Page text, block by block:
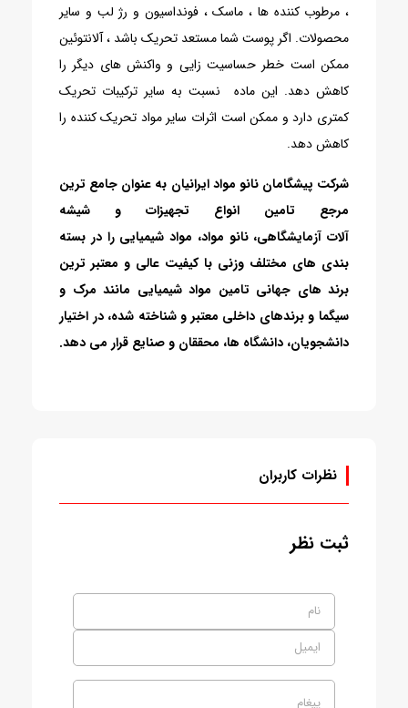
، مرطوب کننده ها ، ماسک ، فونداسیون و رژ لب و سایر
محصولات. اگر پوست شما مستعد تحریک باشد ، آلانتوئین
ممکن است خطر حساسیت زایی و واکنش های دیگر را
کاهش دهد. این ماده نسبت به سایر ترکیبات تحریک
کمتری دارد و ممکن است اثرات سایر مواد تحریک کننده را
کاهش دهد.
شرکت پیشگامان نانو مواد ایرانیان به عنوان جامع ترین
مرجع تامین انواع تجهیزات و شیشه
آلات آزمایشگاهی،نانو مواد، مواد شیمیایی را در بسته
بندی های مختلف وزنی با کیفیت عالی و معتبر ترین
برند های جهانی تامین مواد شیمیایی مانند مرک و
سیگما و برندهای داخلی معتبر و شناخته شده، در اختیار
دانشجویان، دانشگاه ها، محققان و صنایع قرار می دهد.
نظرات کاربران
ثبت نظر